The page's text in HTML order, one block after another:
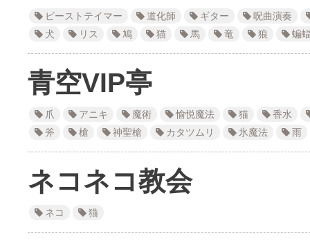
ビーストテイマー 道化師 ギター
呪曲演奏
犬
リス 鳩 猫 馬 竜 狼 蝙
青空VIP亭
爪 アニキ 魔術 愉悦魔法 猫
香水
斧
槍 神聖槍 カタツムリ 氷魔法 雨
ネコネコ教会
ネコ 猫